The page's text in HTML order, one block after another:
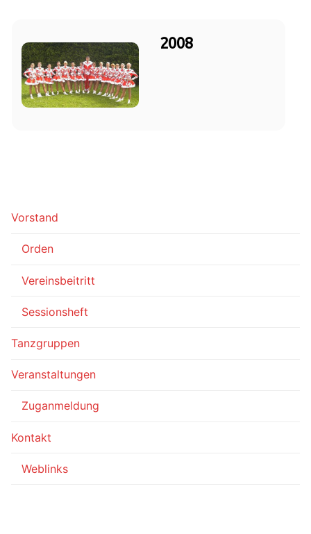
2008
Vorstand
Orden
Vereinsbeitritt
Sessionsheft
Tanzgruppen
Veranstaltungen
Zuganmeldung
Kontakt
Weblinks